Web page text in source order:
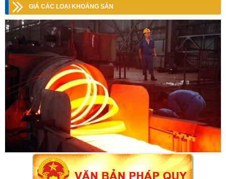
GIÁ CÁC LOẠI KHOÁNG SẢN